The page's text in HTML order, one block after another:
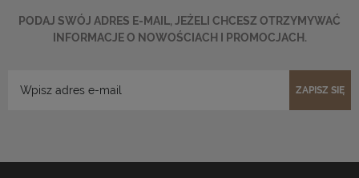
PODAJ SWÓJ ADRES E-MAIL, JEŻELI CHCESZ OTRZYMYWAĆ
INFORMACJE O NOWOŚCIACH I PROMOCJACH.
ZAPISZ SIĘ